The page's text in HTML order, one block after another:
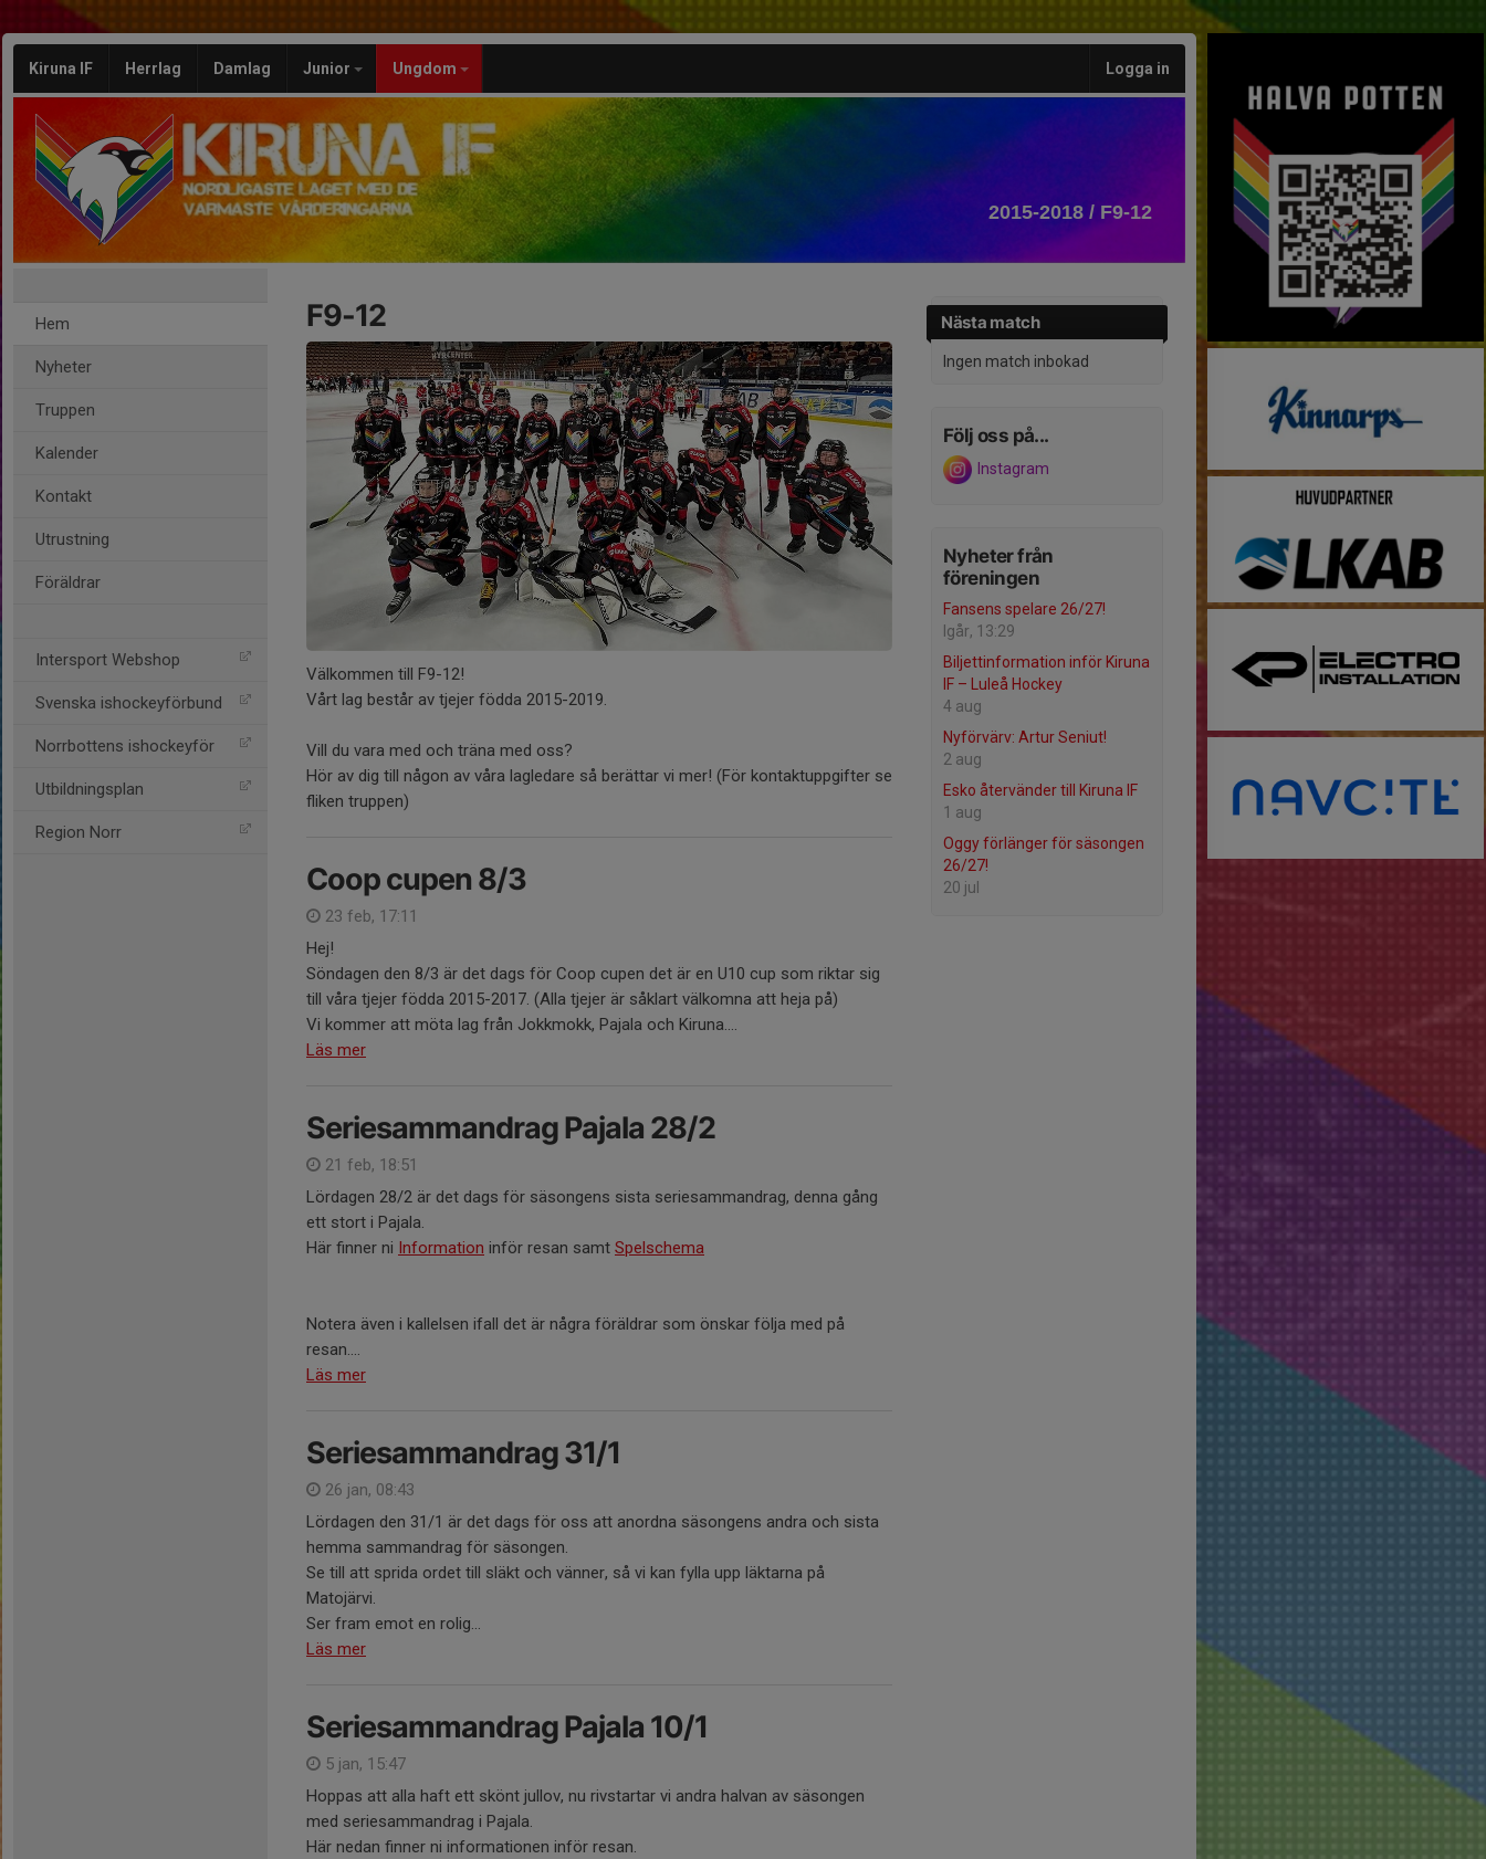
Kiruna IF Herrlag Damlag Junior Ungdom Logga in
2015-2018 / F9-12
Hem
Nyheter
Truppen
Kalender
Kontakt
Utrustning
Föräldrar
Intersport Webshop
Svenska ishockeyförbund
Norrbottens ishockeyför
Utbildningsplan
Region Norr
Nästa match
Ingen match inbokad
Följ oss på...
Instagram
Nyheter från
föreningen
Fansens spelare 26/27!
Igår, 13:29
Biljettinformation inför Kiruna
IF – Luleå Hockey
4 aug
Nyförvärv: Artur Seniut!
2 aug
Esko återvänder till Kiruna IF
1 aug
Oggy förlänger för säsongen
26/27!
20 jul
F9-12
Välkommen till F9-12!
Vårt lag består av tjejer födda 2015-2019.
Vill du vara med och träna med oss?
Hör av dig till någon av våra lagledare så berättar vi mer! (För kontaktuppgifter se
fliken truppen)
Coop cupen 8/3
23 feb, 17:11
Hej!
Söndagen den 8/3 är det dags för Coop cupen det är en U10 cup som riktar sig
till våra tjejer födda 2015-2017. (Alla tjejer är såklart välkomna att heja på)
Vi kommer att möta lag från Jokkmokk, Pajala och Kiruna....
Läs mer
Seriesammandrag Pajala 28/2
21 feb, 18:51
Lördagen 28/2 är det dags för säsongens sista seriesammandrag, denna gång
ett stort i Pajala.
Här finner ni Information inför resan samt Spelschema
Notera även i kallelsen ifall det är några föräldrar som önskar följa med på
resan....
Läs mer
Seriesammandrag 31/1
26 jan, 08:43
Lördagen den 31/1 är det dags för oss att anordna säsongens andra och sista
hemma sammandrag för säsongen.
Se till att sprida ordet till släkt och vänner, så vi kan fylla upp läktarna på
Matojärvi.
Ser fram emot en rolig...
Läs mer
Seriesammandrag Pajala 10/1
5 jan, 15:47
Hoppas att alla haft ett skönt jullov, nu rivstartar vi andra halvan av säsongen
med seriesammandrag i Pajala.
Här nedan finner ni informationen inför resan.